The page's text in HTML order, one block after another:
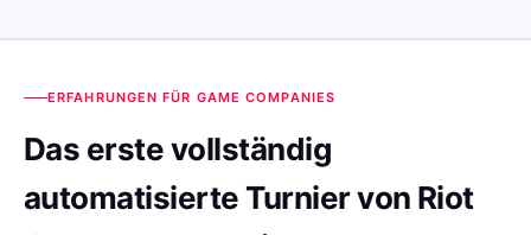
ERFAHRUNGEN FÜR GAME COMPANIES
Das erste vollständig
automatisierte Turnier von Riot